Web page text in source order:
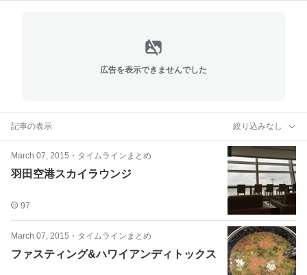
広告を表示できませんでした
記事の表示 絞り込みなし
March 07, 2015 ・ タイムラインまとめ
羽田空港スカイラウンジ
97
March 07, 2015 ・ タイムラインまとめ
ファスティング&ハワイアンディトックス